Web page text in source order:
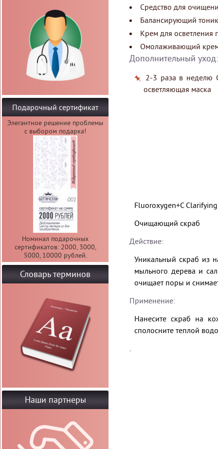
Подарочный сертификат
Элегантное решение проблемы
с выбором подарка!
Номинал подарочных
сертификатов: 2000, 3000,
5000, 10000 рублей.
Словарь терминов
Наши партнеры
Средство для
Балансирующий
Крем для осветления
Омолаживающий
Дополнительный уход:
2-3 раза в неделю
осветляющая маска
Fluoroxygen+C
Очищающий скраб
Действие:
Уникальный скраб из
мыльного дерева и
очищает поры и
Применение:
Нанесите скраб на
сполосните теплой
.